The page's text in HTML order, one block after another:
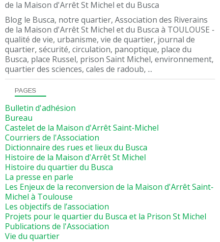
Blog le Busca, notre quartier, Association des Riverains
de la Maison d'Arrêt St Michel et du Busca à TOULOUSE -
qualité de vie, urbanisme, vie de quartier, journal de
quartier, sécurité, circulation, panoptique, place du
Busca, place Russel, prison Saint Michel, environnement,
quartier des sciences, cales de radoub, ...
PAGES
Bulletin d'adhésion
Bureau
Castelet de la Maison d'Arrêt Saint-Michel
Courriers de l'Association
Dictionnaire des rues et lieux du Busca
Histoire de la Maison d'Arrêt St Michel
Histoire du quartier du Busca
La presse en parle
Les Enjeux de la reconversion de la Maison d'Arrêt Saint-
Michel à Toulouse
Les objectifs de l’association
Projets pour le quartier du Busca et la Prison St Michel
Publications de l'Association
Vie du quartier